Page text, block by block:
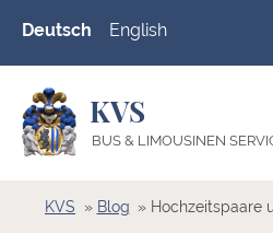
Deutsch English
KVS
BUS & LIMOUSINEN
KVS Blog Hochzeitspaare